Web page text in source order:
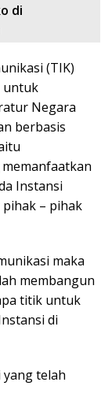
di
(TIK)
untuk
Negara
berbasis
Instansi
– pihak
maka
membangun
titik untuk
di
yang telah